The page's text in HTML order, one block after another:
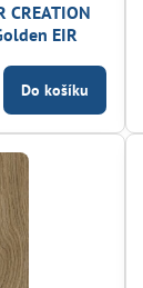
CREATION
EIR
Do košíku